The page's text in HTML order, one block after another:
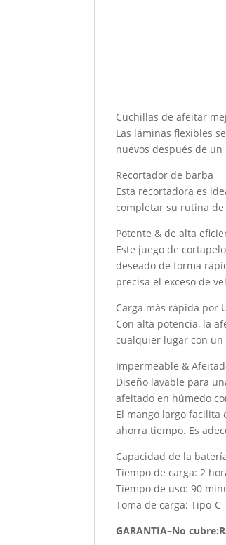
Cuchillas de afeitar
Las láminas flexibles
nuevos después de
Recortador de barba
Esta recortadora es
completar su rutina
Potente & de alta
Este juego de
deseado de forma
precisa el exceso de
Carga más rápida por
Con alta potencia, la
cualquier lugar con un
Impermeable &
Diseño lavable para
afeitado en húmedo
El mango largo facilita
ahorra tiempo. Es
Capacidad de la
Tiempo de carga: 2
Tiempo de uso: 90
Toma de carga: Tipo-C
GARANTIA–No